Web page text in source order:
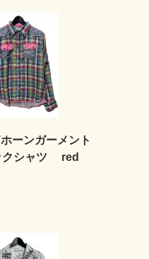
ーンガーメント
クシャツ red